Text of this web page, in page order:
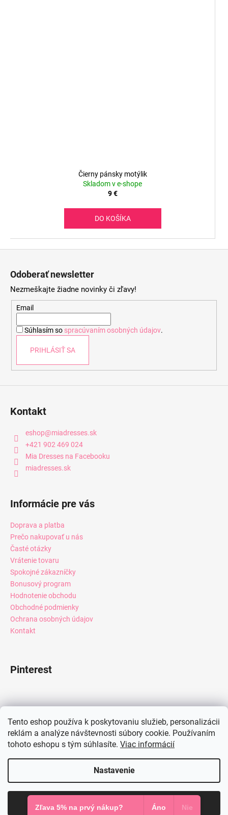
Tento eshop používa k poskytovaniu služieb, personalizácii
reklám a analýze návštevnosti súbory cookie. Používaním
tohoto eshopu s tým súhlasíte. Viac informácií
Nastavenie
Súhlasím
Čierny pánsky motýlik
Skladom v e-shope
9 €
DO KOŠÍKA
Odoberať newsletter
Nezmeškajte žiadne novinky či zľavy!
Email
Súhlasím so spracúvaním osobných údajov.
PRIHLÁSIŤ SA
Kontakt
eshop@miadresses.sk
+421 902 469 024
Mia Dresses na Facebooku
miadresses.sk
Informácie pre vás
Doprava a platba
Prečo nakupovať u nás
Časté otázky
Vrátenie tovaru
Spokojné zákazníčky
Bonusový program
Hodnotenie obchodu
Obchodné podmienky
Ochrana osobných údajov
Kontakt
Pinterest
Instagram
Copyright 2026
Mia Dresses . Všetky práva vyhradené.
Zľava 5% na prvý nákup? Áno Nie